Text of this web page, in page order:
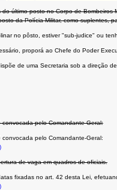
último posto no Corpo de
da Polícia Militar, como suplentes,
no pôsto, estiver "sub-judice" ou
proporá ao Chefe do Poder
de uma Secretaria sob a direção
convocada pelo Comandante Geral:
pelo Comandante-Geral:
de vaga em quadros de oficiais.
fixadas no art. 42 desta Lei,